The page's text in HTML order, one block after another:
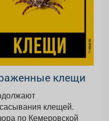
клещи
клещей.
по Кемеровской